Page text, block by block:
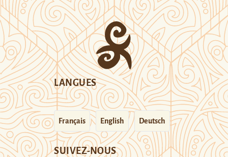
LANGUES
Français English Deutsch
SUIVEZ-NOUS